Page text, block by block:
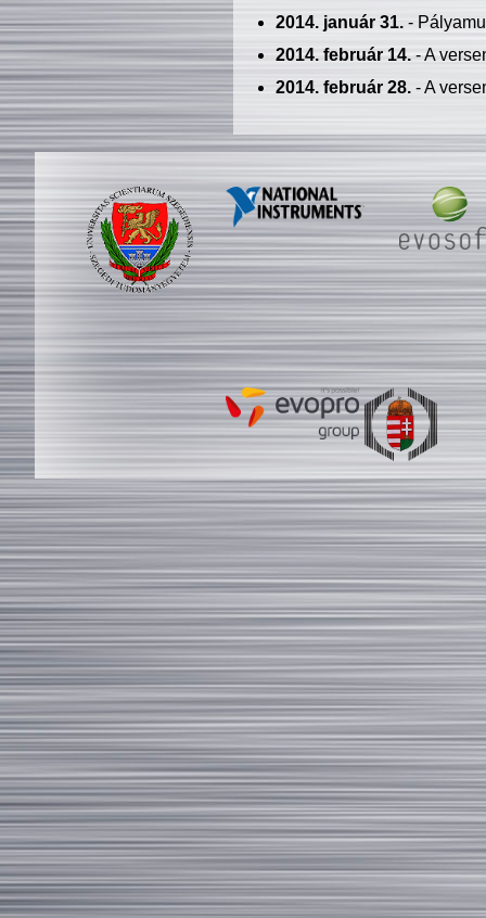
2014. január 31.-
2014. február 14.- A
2014. február 28.- A